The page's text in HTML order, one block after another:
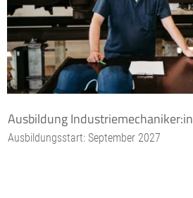
Ausbildung Industriemechaniker:in
Ausbildungsstart: September 2027